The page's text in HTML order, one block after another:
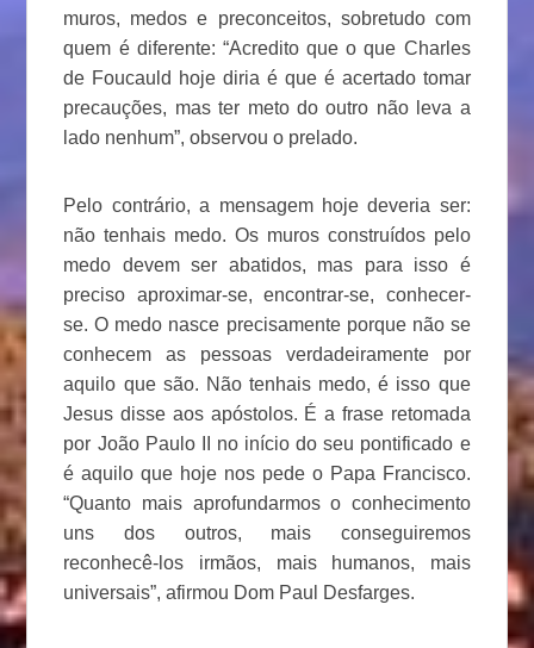
muros, medos e preconceitos, sobretudo com
quem é diferente: “Acredito que o que Charles
de Foucauld hoje diria é que é acertado tomar
precauções, mas ter meto do outro não leva a
lado nenhum”, observou o prelado.
Pelo contrário, a mensagem hoje deveria ser:
não tenhais medo. Os muros construídos pelo
medo devem ser abatidos, mas para isso é
preciso aproximar-se, encontrar-se, conhecer-
se. O medo nasce precisamente porque não se
conhecem as pessoas verdadeiramente por
aquilo que são. Não tenhais medo, é isso que
Jesus disse aos apóstolos. É a frase retomada
por João Paulo II no início do seu pontificado e
é aquilo que hoje nos pede o Papa Francisco.
“Quanto mais aprofundarmos o conhecimento
uns dos outros, mais conseguiremos
reconhecê-los irmãos, mais humanos, mais
universais”, afirmou Dom Paul Desfarges.